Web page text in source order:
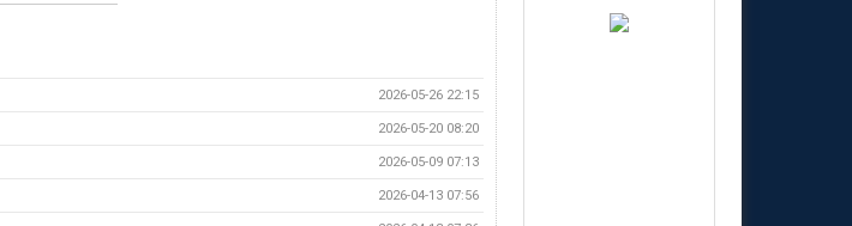
2026-05-26 22:15
2026-05-20 08:20
2026-05-09 07:13
2026-04-13 07:56